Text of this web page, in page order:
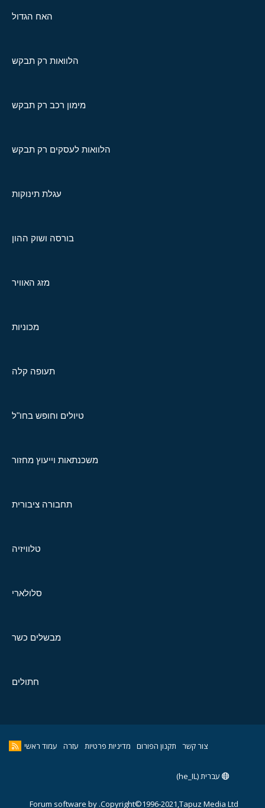
האח הגדול
הלוואות רק תבקש
מימון רכב רק תבקש
הלוואות לעסקים רק תבקש
עגלת תינוקות
בורסה ושוק ההון
מזג האוויר
מכוניות
תעופה קלה
טיולים וחופש בחו"ל
משכנתאות וייעוץ מחזור
תחבורה ציבורית
טלוויזיה
סלולארי
מבשלים כשר
חתולים
צור קשר תקנון הפורום מדיניות פרטיות עזרה עמוד ראשי
עברית (he_IL)
Copyright©1996-2021,Tapuz Media Ltd.
Forum software by